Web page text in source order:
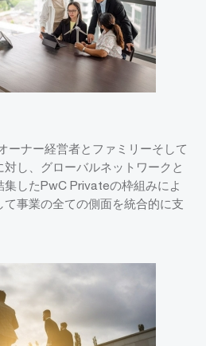
ーナー経営者とファミリーそして
し、グローバルネットワークと
集したPwC Privateの枠組みによ
て事業の全ての側面を統合的に支